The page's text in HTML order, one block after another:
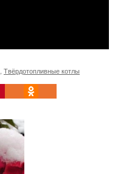
Твёрдотопливные котлы